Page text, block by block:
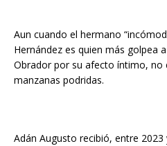
Aun cuando el hermano
Hernández es quien más golpea
Obrador por su afecto íntimo, no
manzanas podridas.
Adán Augusto recibió, entre